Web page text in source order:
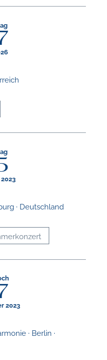
· Deutschland
2023
· Berlin ·